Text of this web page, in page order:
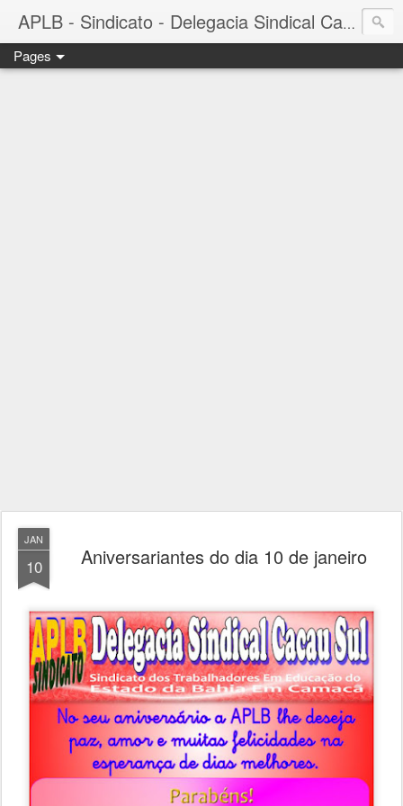
APLB - Sindicato - Delegacia Sindical Cacau Sul - Camacã-BA
Pages
JAN
10 Aniversariantes do dia 10 de janeiro